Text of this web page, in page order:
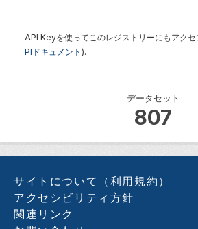
データセット
807
API Keyを使ってこのレジストリーにもアクセ
PIドキュメント ).
サイトについて（利用規約）
アクセシビリティ方針
関連リンク